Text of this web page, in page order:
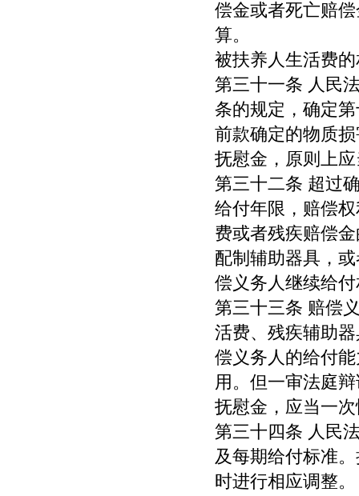
偿金或者死亡赔
算。
被扶养人生活费
第三十一条 人民
条的规定，确定
前款确定的物质
抚慰金，原则上
第三十二条 超过
给付年限，赔偿
费或者残疾赔偿
配制辅助器具，
偿义务人继续给
第三十三条 赔偿
活费、残疾辅助
偿义务人的给付
用。但一审法庭
抚慰金，应当一
第三十四条 人民
及每期给付标准
时进行相应调整。